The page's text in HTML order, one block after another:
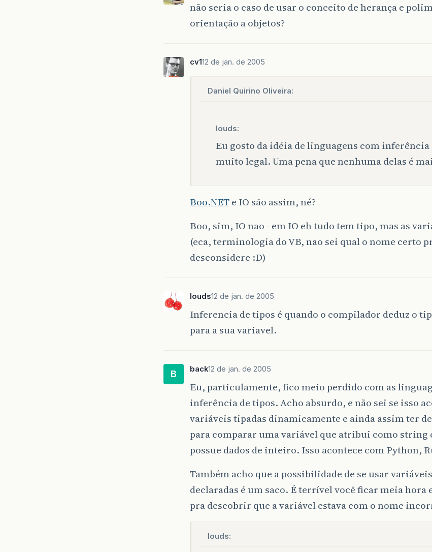
não seria o caso de usar o conceito de herança e
orientação a objetos?
cv112 de jan. de 2005
Daniel Quirino Oliveira:
louds:
Eu gosto da idéia de linguagens com inferência
muito legal. Uma pena que nenhuma delas é
Boo.NETe IO são assim, né?
Boo, sim, IO nao - em IO eh tudo tem tipo, mas as
(eca, terminologia do VB, nao sei qual o nome certo
desconsidere :D)
louds12 de jan. de 2005
Inferencia de tipos é quando o compilador deduz o
para a sua variavel.
B back12 de jan. de 2005
Eu, particulamente, fico meio perdido com as
inferência de tipos. Acho absurdo, e não sei se isso
variáveis tipadas dinamicamente e ainda assim ter
para comparar uma variável que atribui como string
possue dados de inteiro. Isso acontece com Python,
Também acho que a possibilidade de se usar
declaradas é um saco. É terrível você ficar meia hora
pra descobrir que a variável estava com o nome
louds: